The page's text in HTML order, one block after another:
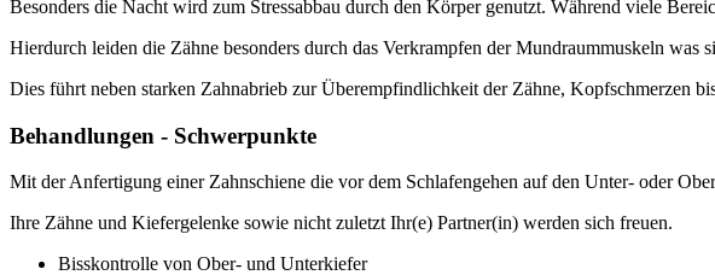
Besonders die Nacht wird zum Stressabbau durch den Körper genutzt. Während viele
Hierdurch leiden die Zähne besonders durch das Verkrampfen der Mundraummuskeln was
Dies führt neben starken Zahnabrieb zur Überempfindlichkeit der Zähne, Kopfschmerzen
Behandlungen - Schwerpunkte
Mit der Anfertigung einer Zahnschiene die vor dem Schlafengehen auf den Unter- oder
Ihre Zähne und Kiefergelenke sowie nicht zuletzt Ihr(e) Partner(in) werden sich freuen.
Bisskontrolle von Ober- und Unterkiefer